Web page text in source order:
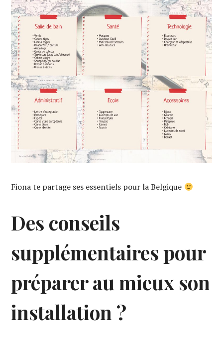
Fiona te partage ses essentiels pour la Belgique
Des conseils
supplémentaires pour
préparer au mieux son
installation ?